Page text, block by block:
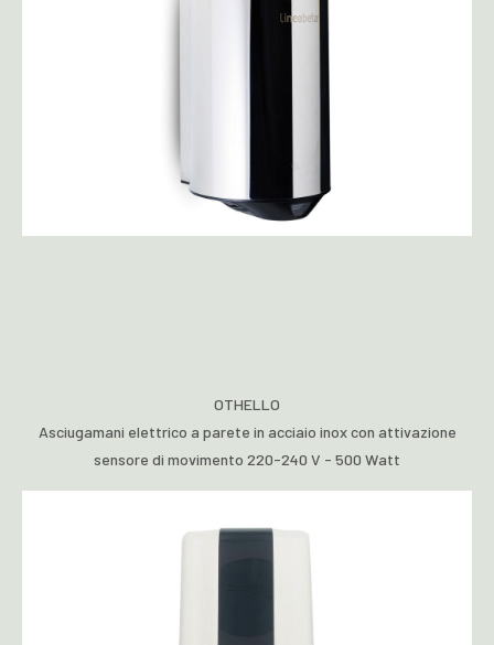
OTHELLO
Asciugamani elettrico a parete in acciaio inox con attivazione
sensore di movimento 220-240 V - 500 Watt